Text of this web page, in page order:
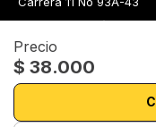
Precio
$ 38.000
Lerner Medellín
Carrera 43 A No. 05 A -
Medellín Colombia
Librería Lerner -